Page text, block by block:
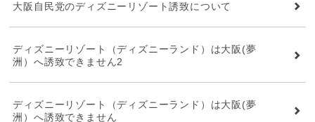
大阪自民党のディズニーリゾート誘致について
ディズニーリゾート（ディズニーランド）は大阪(夢
洲）へ誘致できません2
ディズニーリゾート（ディズニーランド）は大阪(夢
洲）へ誘致できません